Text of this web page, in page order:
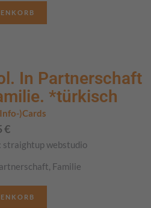
In Partnerschaft
*türkisch
)Cards
€
straightup webstudio
Familie